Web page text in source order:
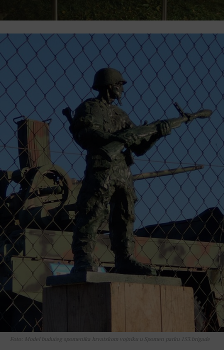
Foto: Model budućeg spomenika hrvatskom vojniku u Spomen parku 153.brigade